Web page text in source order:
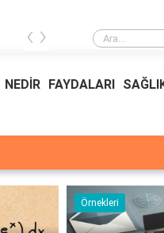
Ödeal Müşteri
‹ ›
NEDİR FAYDALARI
Örnekleri